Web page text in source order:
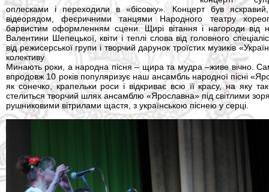
оплесками і переходили в «бісовку». Концерт був
відеорядом, феєричними танцями Народного театру
барвистим оформленням сцени. Щирі вітання і нагороди від
Валентини Шепецької, квіти і теплі слова від головного
від режисерської групи і творчий дарунок троїстих музиків
колективу
Минають роки, а народна пісня – щира та мудра –живе вічно.
впродовж 10 років популяризує наш ансамбль народної пісні
як сонечко, крапельки роси і відкриває всю її красу, на яку
стелиться творчий шлях ансамблю «Ярославна» під світлими
рушниковими вітрилами щастя, з українською піснею у серці.